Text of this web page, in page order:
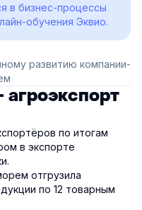
в бизнес-процессы
обучения Эквио.
развитию компании-
по итогам
в экспорте
отгрузила
по 12 товарным